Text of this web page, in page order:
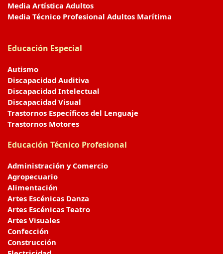
Media Artística Adultos
Media Técnico Profesional Adultos Marítima
Educación Especial
Autismo
Discapacidad Auditiva
Discapacidad Intelectual
Discapacidad Visual
Trastornos Específicos del Lenguaje
Trastornos Motores
Educación Técnico Profesional
Administración y Comercio
Agropecuario
Alimentación
Artes Escénicas Danza
Artes Escénicas Teatro
Artes Visuales
Confección
Construcción